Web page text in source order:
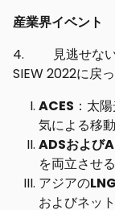
産業界イベント
4. 見逃せない
SIEW 2022に戻
ACES ：太
気による移
ADSおよび
を両立させ
アジアの
およびネッ